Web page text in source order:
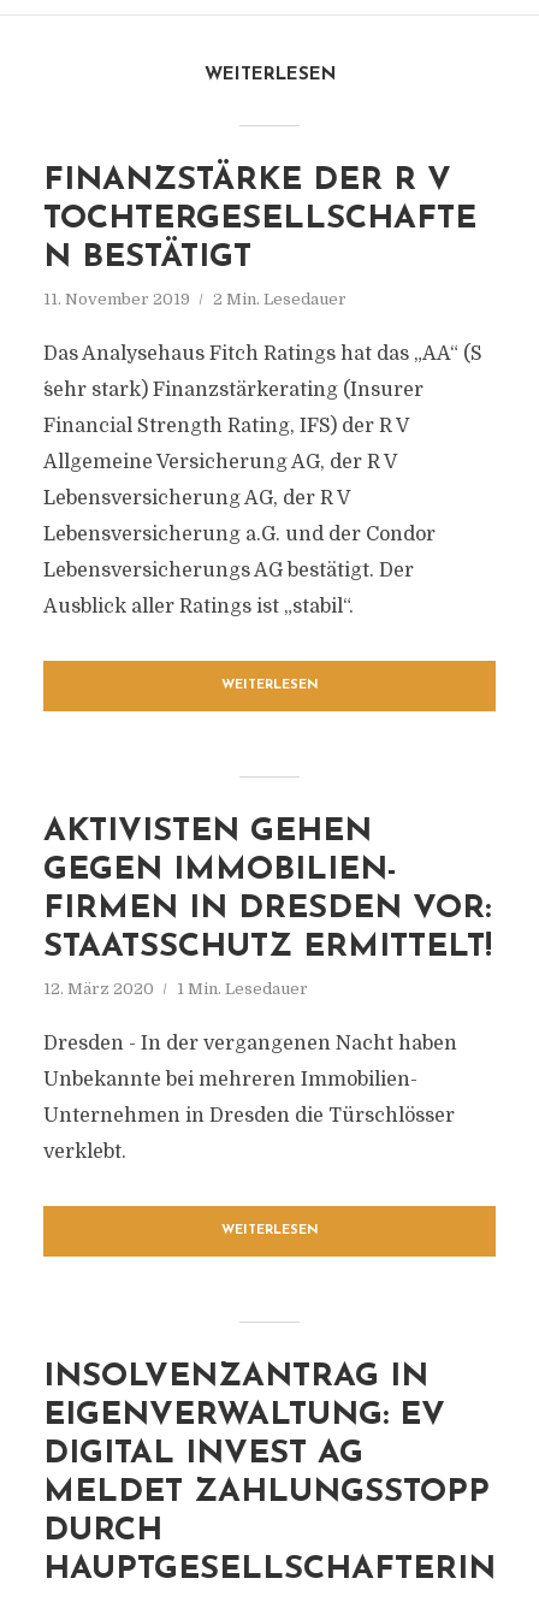
WEITERLESEN
FINANZSTÄRKE DER R V
TOCHTERGESELLSCHAFTE
N BESTÄTIGT
11. November 2019 2 Min. Lesedauer
Das Analysehaus Fitch Ratings hat das „AA“ (S
´sehr stark) Finanzstärkerating (Insurer
Financial Strength Rating, IFS) der R V
Allgemeine Versicherung AG, der R V
Lebensversicherung AG, der R V
Lebensversicherung a.G. und der Condor
Lebensversicherungs AG bestätigt. Der
Ausblick aller Ratings ist „stabil“.
WEITERLESEN
AKTIVISTEN GEHEN
GEGEN IMMOBILIEN-
FIRMEN IN DRESDEN VOR:
STAATSSCHUTZ ERMITTELT!
12. März 2020 1 Min. Lesedauer
Dresden - In der vergangenen Nacht haben
Unbekannte bei mehreren Immobilien-
Unternehmen in Dresden die Türschlösser
verklebt.
WEITERLESEN
INSOLVENZANTRAG IN
EIGENVERWALTUNG: EV
DIGITAL INVEST AG
MELDET ZAHLUNGSSTOPP
DURCH
HAUPTGESELLSCHAFTERIN